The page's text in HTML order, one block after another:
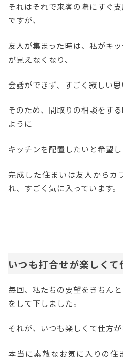
それはそれで来客の際にすぐ
ですが、
友人が集まった時は、私がキ
が見えなくなり、
会話ができず、すごく寂しい思
そのため、間取りの相談をす
ように
キッチンを配置したいと希望し
完成した住まいは友人からカ
れ、すごく気に入っています。
いつも打合せが楽しくて
毎回、私たちの要望をきちん
をして下しました。
それが、いつも楽しくて仕方が
本当に素敵なお気に入りの住